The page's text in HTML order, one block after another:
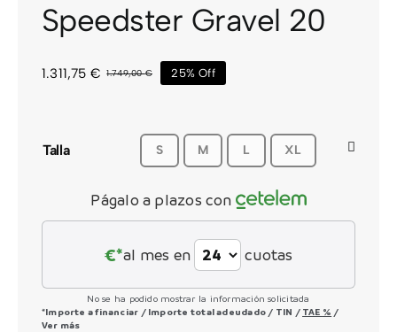
CONTACTO
Speedster Gravel 20
1.749,00€El
1.749,00 €.
1.311,75 €
El
1.311,75 €.
25% Off
Talla S M L XL
Págalo a plazos con
€*al mes en cuotas
No se ha podido mostrar la información solicitada
*Importe a financiar / Importe total adeudado / TIN / TAE % /
Ver más